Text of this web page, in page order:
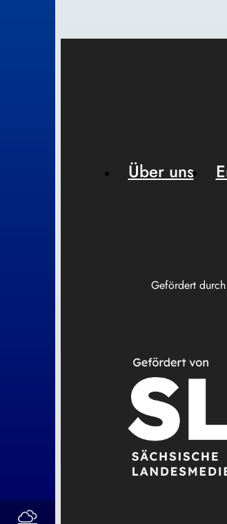
Gefördert
Über uns